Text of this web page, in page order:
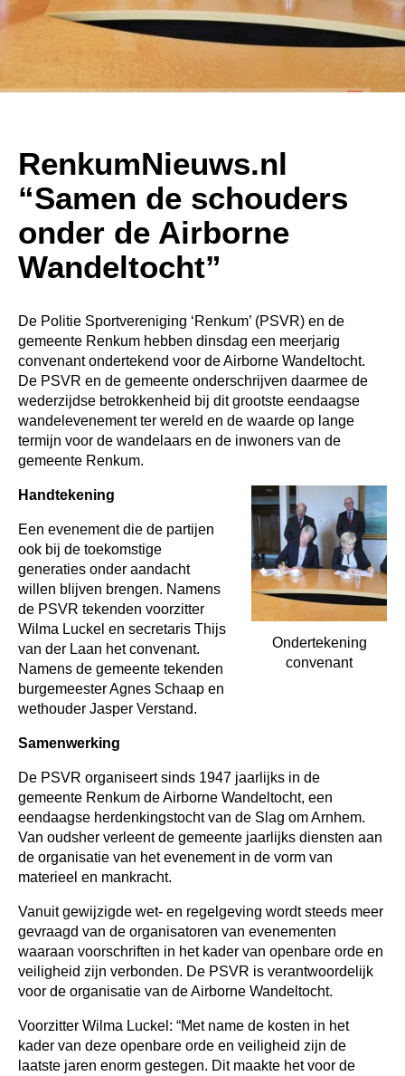
RenkumNieuws.nl
“Samen de schouders
onder de Airborne
Wandeltocht”
De Politie Sportvereniging ‘Renkum’ (PSVR) en de
gemeente Renkum hebben dinsdag een meerjarig
convenant ondertekend voor de Airborne Wandeltocht.
De PSVR en de gemeente onderschrijven daarmee de
wederzijdse betrokkenheid bij dit grootste eendaagse
wandelevenement ter wereld en de waarde op lange
termijn voor de wandelaars en de inwoners van de
gemeente Renkum.
Ondertekening
convenant
Handtekening
Een evenement die de partijen
ook bij de toekomstige
generaties onder aandacht
willen blijven brengen. Namens
de PSVR tekenden voorzitter
Wilma Luckel en secretaris Thijs
van der Laan het convenant.
Namens de gemeente tekenden
burgemeester Agnes Schaap en
wethouder Jasper Verstand.
Samenwerking
De PSVR organiseert sinds 1947 jaarlijks in de
gemeente Renkum de Airborne Wandeltocht, een
eendaagse herdenkingstocht van de Slag om Arnhem.
Van oudsher verleent de gemeente jaarlijks diensten aan
de organisatie van het evenement in de vorm van
materieel en mankracht.
Vanuit gewijzigde wet- en regelgeving wordt steeds meer
gevraagd van de organisatoren van evenementen
waaraan voorschriften in het kader van openbare orde en
veiligheid zijn verbonden. De PSVR is verantwoordelijk
voor de organisatie van de Airborne Wandeltocht.
Voorzitter Wilma Luckel: “Met name de kosten in het
kader van deze openbare orde en veiligheid zijn de
laatste jaren enorm gestegen. Dit maakte het voor de